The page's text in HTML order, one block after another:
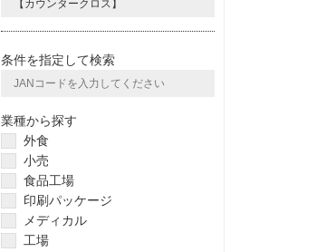
条件を指定して検索
業種から探す
外食
小売
食品工場
印刷パッケージ
メディカル
工場